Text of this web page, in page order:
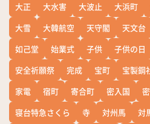
大正
大水害 大波止 大浜町
大雪
大韓航空 天守閣 天文台
如己堂
始業式 子供 子供の日
安全祈願祭
完成 宝町 宝製鋼
家電
宿町 寄合町 密入国
寝台特急さくら
寺 対州馬 対